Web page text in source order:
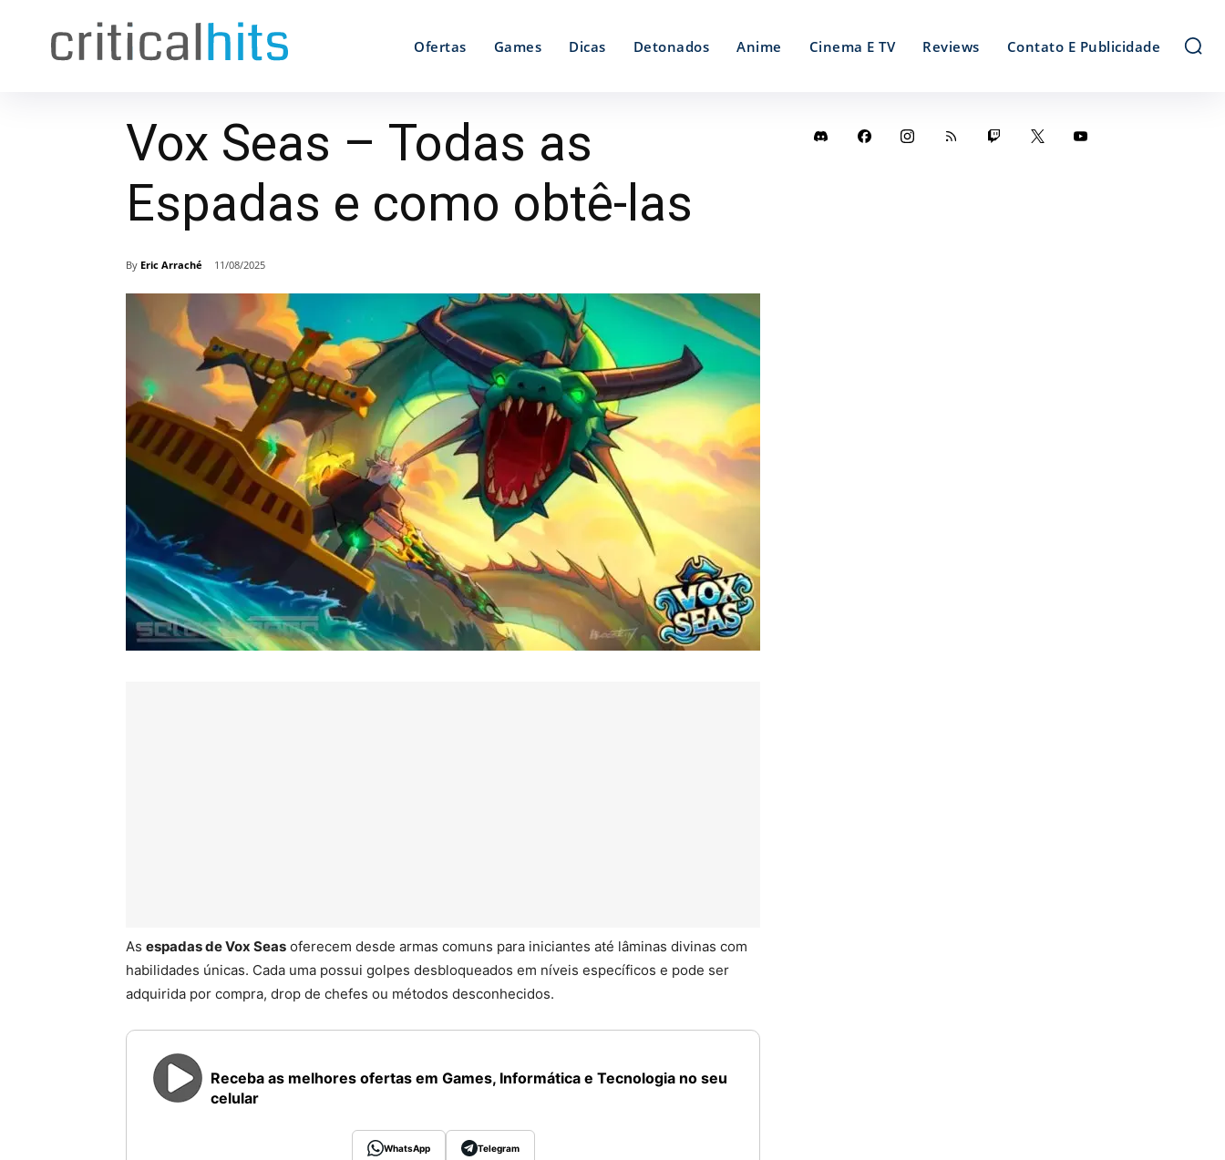
Ofertas Games Dicas Detonados Anime Cinema E TV Reviews Contato E Publicidade
Vox Seas – Todas as
Espadas e como obtê-las
By Eric Arraché 11/08/2025
As espadas de Vox Seas oferecem desde armas comuns para iniciantes até lâminas divinas com
habilidades únicas. Cada uma possui golpes desbloqueados em níveis específicos e pode ser
adquirida por compra, drop de chefes ou métodos desconhecidos.
Receba as melhores ofertas em Games, Informática e Tecnologia no seu
celular
WhatsApp Telegram